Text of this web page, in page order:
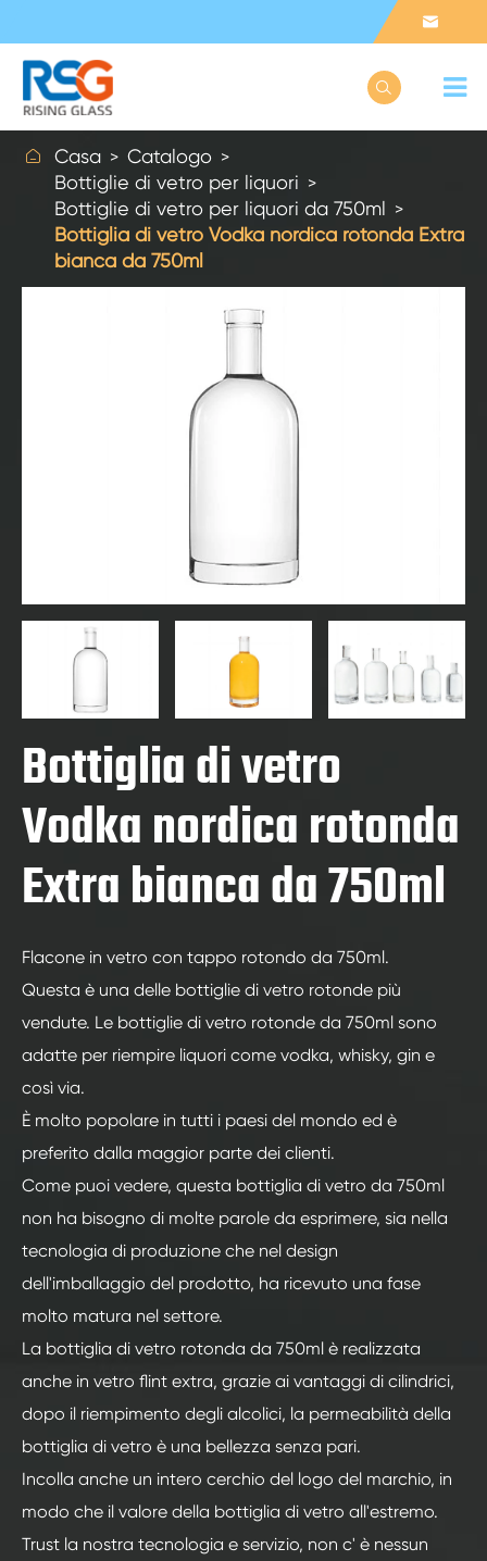


 Casa
Catalogo
Bottiglie di vetro per liquori
Bottiglie di vetro per liquori da 750ml
Bottiglia di vetro Vodka nordica rotonda Extra
bianca da 750ml
Bottiglia di vetro
Vodka nordica rotonda
Extra bianca da 750ml
Flacone in vetro con tappo rotondo da 750ml.
Questa è una delle bottiglie di vetro rotonde più
vendute. Le bottiglie di vetro rotonde da 750ml sono
adatte per riempire liquori come vodka, whisky, gin e
così via.
È molto popolare in tutti i paesi del mondo ed è
preferito dalla maggior parte dei clienti.
Come puoi vedere, questa bottiglia di vetro da 750ml
non ha bisogno di molte parole da esprimere, sia nella
tecnologia di produzione che nel design
dell'imballaggio del prodotto, ha ricevuto una fase
molto matura nel settore.
La bottiglia di vetro rotonda da 750ml è realizzata
anche in vetro flint extra, grazie ai vantaggi di cilindrici,
dopo il riempimento degli alcolici, la permeabilità della
bottiglia di vetro è una bellezza senza pari.
Incolla anche un intero cerchio del logo del marchio, in
modo che il valore della bottiglia di vetro all'estremo.
Trust la nostra tecnologia e servizio, non c' è nessun